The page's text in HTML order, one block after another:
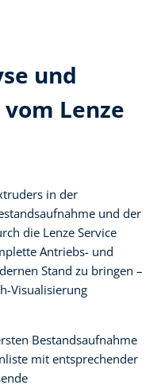
und
Lenze
in der
und der
die Lenze Service
Antriebs- und
Stand zu bringen –
Visualisierung
Bestandsaufnahme
mit entsprechender